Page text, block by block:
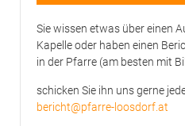
Sie wissen etwas über einen
Kapelle oder haben einen
in der Pfarre (am besten mit
schicken Sie ihn uns gerne
bericht@pfarre-loosdorf.at